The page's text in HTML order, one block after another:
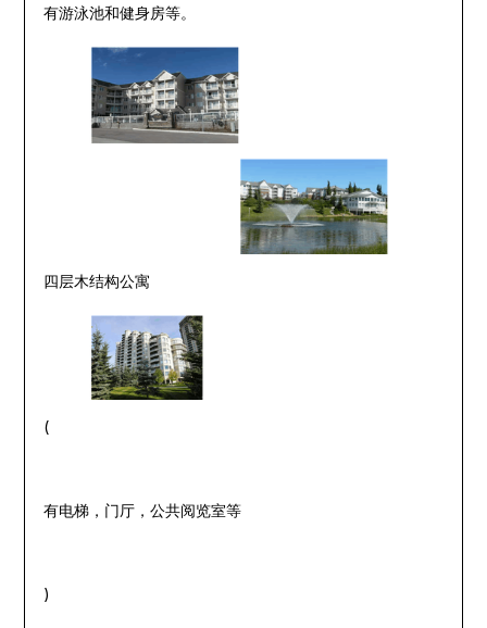
有游泳池和健身房等。
四层木结构公寓
(
有电梯，门厅，公共阅览室等
)